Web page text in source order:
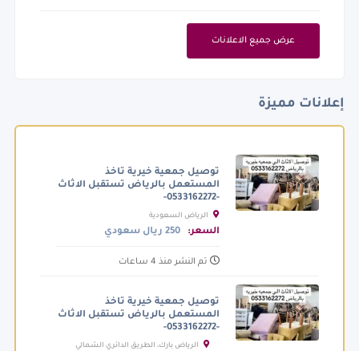
عرض جميع الاعلانات
إعلانات مميزة
توصيل جمعية خيرية تاخذ
المستعمل بالرياض تستقبل الاثاث
-0533162272-
السعر: 250 ريال سعودي
تم النشر منذ 4 ساعات
توصيل جمعية خيرية تاخذ
المستعمل بالرياض تستقبل الاثاث
-0533162272-
الرياض بارك، الطريق الدائري الشمالي